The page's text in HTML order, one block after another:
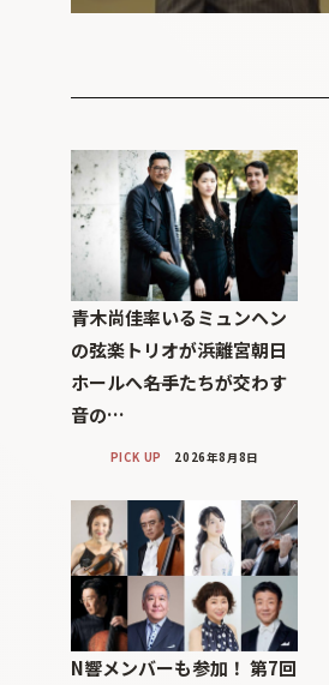
青木尚佳率いるミュンヘン
の弦楽トリオが浜離宮朝日
ホールへ――名手たちが交わす
音の…
PICK UP 2026年8月8日
N響メンバーも参加！ 第7回